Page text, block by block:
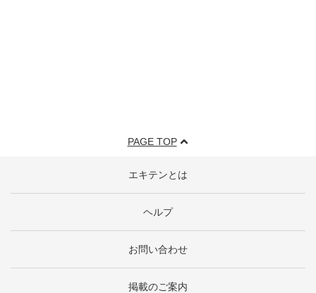
PAGE TOP
エキテンとは
ヘルプ
お問い合わせ
掲載のご案内